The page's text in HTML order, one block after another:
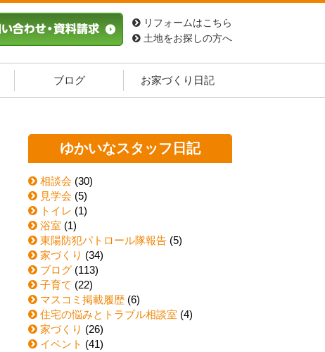
リフォームはこちら
土地をお探しの方へ
ブログ お家づくり日記
ゆかいなスタッフ日記
相談会 (30)
見学会 (5)
トイレ (1)
浴室 (1)
東陽防犯パトロール隊報告 (5)
家づくり (34)
ブログ (113)
子育て (22)
マスコミ掲載履歴 (6)
住宅の悩みとトラブル相談室 (4)
家づくり (26)
イベント (41)